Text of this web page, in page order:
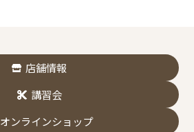
店舗情報
講習会
オンラインショップ